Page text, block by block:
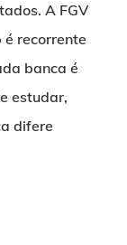
A FGV
é recorrente
banca é
estudar,
difere